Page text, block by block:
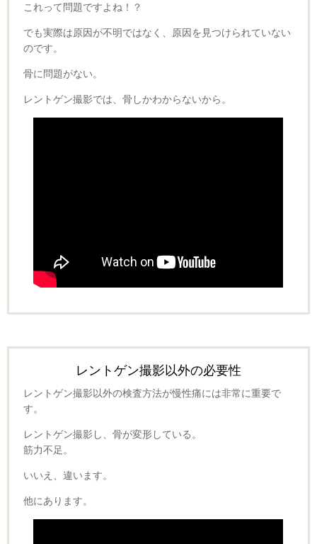
これって問題ですよね！？
でも実際は原因が不明ではなく、原因を見つけられていない
のです。
骨に問題がない。
レントゲン撮影では、骨しかわからないから。
レントゲン撮影以外の必要性
レントゲン撮影以外の検査方法が慢性痛には非常に重要で
す。
レントゲン撮影し、骨が変形している。
筋力不足。
いいえ、違います。
他にあります。